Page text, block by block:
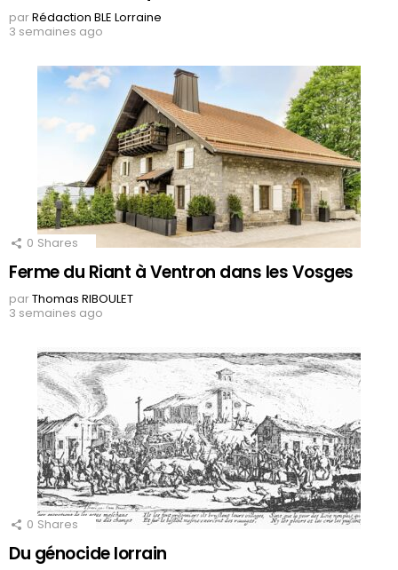
parRédaction BLE Lorraine
3 semaines ago
0 Shares
Ferme du Riant à Ventron dans les Vosges
parThomas RIBOULET
3 semaines ago
0 Shares
Du génocide lorrain